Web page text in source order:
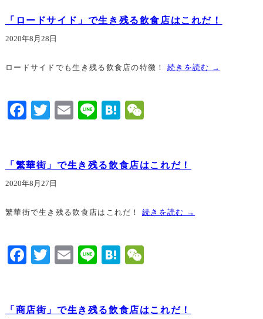
「ロードサイド」で生き残る飲食店はこれだ！
2020年8月28日
ロードサイドでも生き残る飲食店の特徴！ 続きを読む →
Facebook
TwitterEmailLineHatena
「繁華街」で生き残る飲食店はこれだ！
2020年8月27日
繁華街で生き残る飲食店はこれだ！続きを読む →
Facebook
TwitterEmailLineHatena
「商店街」で生き残る飲食店はこれだ！